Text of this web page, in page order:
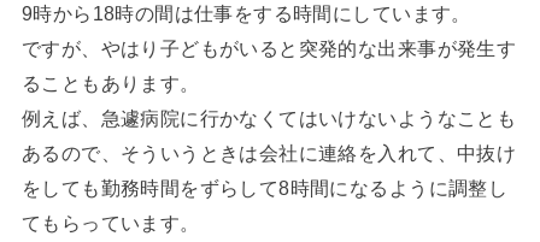
9時から18時の間は仕事をする時間にしています。
ですが、やはり子どもがいると突発的な出来事が発生す
ることもあります。
例えば、急遽病院に行かなくてはいけないようなことも
あるので、そういうときは会社に連絡を入れて、中抜け
をしても勤務時間をずらして8時間になるように調整し
てもらっています。